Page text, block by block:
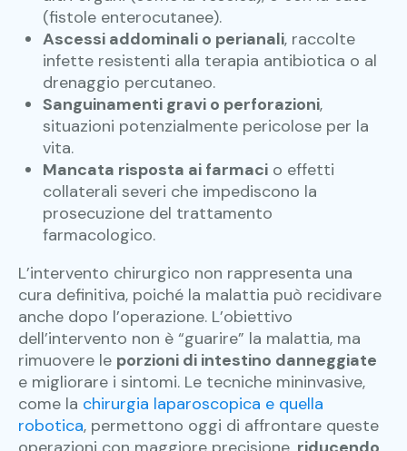
(fistole enterocutanee).
Ascessi addominali o perianali, raccolte
infette resistenti alla terapia antibiotica o al
drenaggio percutaneo.
Sanguinamenti gravi o perforazioni,
situazioni potenzialmente pericolose per la
vita.
Mancata risposta ai farmaci o effetti
collaterali severi che impediscono la
prosecuzione del trattamento
farmacologico.
L’intervento chirurgico non rappresenta una
cura definitiva, poiché la malattia può recidivare
anche dopo l’operazione. L’obiettivo
dell’intervento non è “guarire” la malattia, ma
rimuovere le porzioni di intestino danneggiate
e migliorare i sintomi. Le tecniche mininvasive,
come la chirurgia laparoscopica e quella
robotica, permettono oggi di affrontare queste